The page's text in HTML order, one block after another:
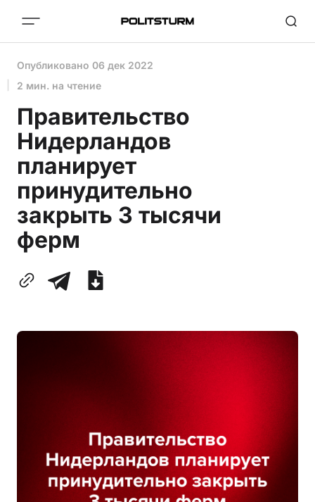
Опубликовано 06 дек 2022
2 мин. на чтение
Правительство
Нидерландов
планирует
принудительно
закрыть 3 тысячи
ферм